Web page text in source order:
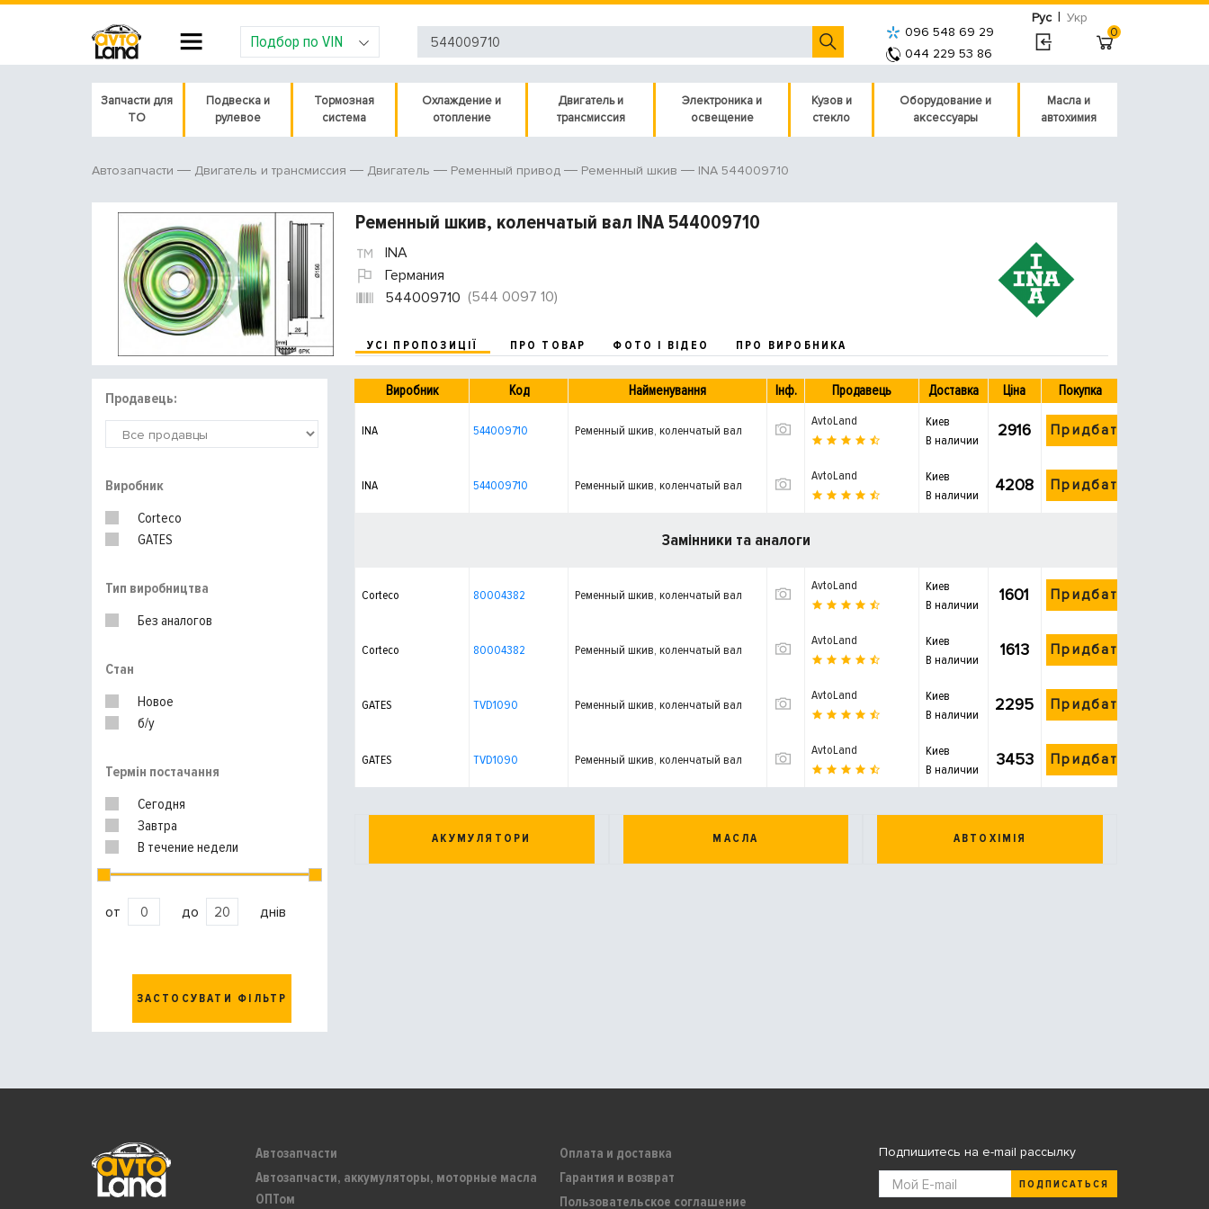
Рус | Укр
Подбор по VIN
096 548 69 29
044 229 53 86
0
Запчасти для
ТО
Подвеска и
рулевое
Тормозная
система
Охлаждение и
отопление
Двигатель и
трансмиссия
Электроника и
освещение
Кузов и
стекло
Оборудование и
аксессуары
Масла и
автохимия
Автозапчасти Двигатель и трансмиссия Двигатель Ременный привод Ременный шкив INA 544009710
Ременный шкив, коленчатый вал INA 544009710
INA
Германия
544009710 (544 0097 10)
УСІ ПРОПОЗИЦІЇ ПРО ТОВАР ФОТО І ВІДЕО ПРО ВИРОБНИКА
Продавець:
Виробник
Corteco
GATES
Тип виробництва
Без аналогов
Стан
Новое
б/у
Термін постачання
Сегодня
Завтра
В течение недели
от до днів
ЗАСТОСУВАТИ ФІЛЬТР
Виробник Код Найменування Інф. Продавець Доставка Ціна Покупка
INA 544009710 Ременный шкив, коленчатый вал
AvtoLand
Киев
В наличии
2916 Придбати
INA 544009710 Ременный шкив, коленчатый вал
AvtoLand
Киев
В наличии
4208 Придбати
Замінники та аналоги
Corteco 80004382 Ременный шкив, коленчатый вал
AvtoLand
Киев
В наличии
1601 Придбати
Corteco 80004382 Ременный шкив, коленчатый вал
AvtoLand
Киев
В наличии
1613 Придбати
GATES TVD1090 Ременный шкив, коленчатый вал
AvtoLand
Киев
В наличии
2295 Придбати
GATES TVD1090 Ременный шкив, коленчатый вал
AvtoLand
Киев
В наличии
3453 Придбати
АКУМУЛЯТОРИ МАСЛА АВТОХІМІЯ
Автозапчасти
Автозапчасти, аккумуляторы, моторные масла
ОПТом
Оплата и доставка
Гарантия и возврат
Пользовательское соглашение
Подпишитесь на e-mail рассылку
ПОДПИСАТЬСЯ